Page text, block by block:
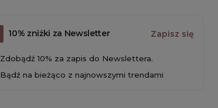
10% zniżki za Newsletter Zapisz się
Zdobądź 10% za zapis do Newslettera.
Bądź na bieżąco z najnowszymi trendami